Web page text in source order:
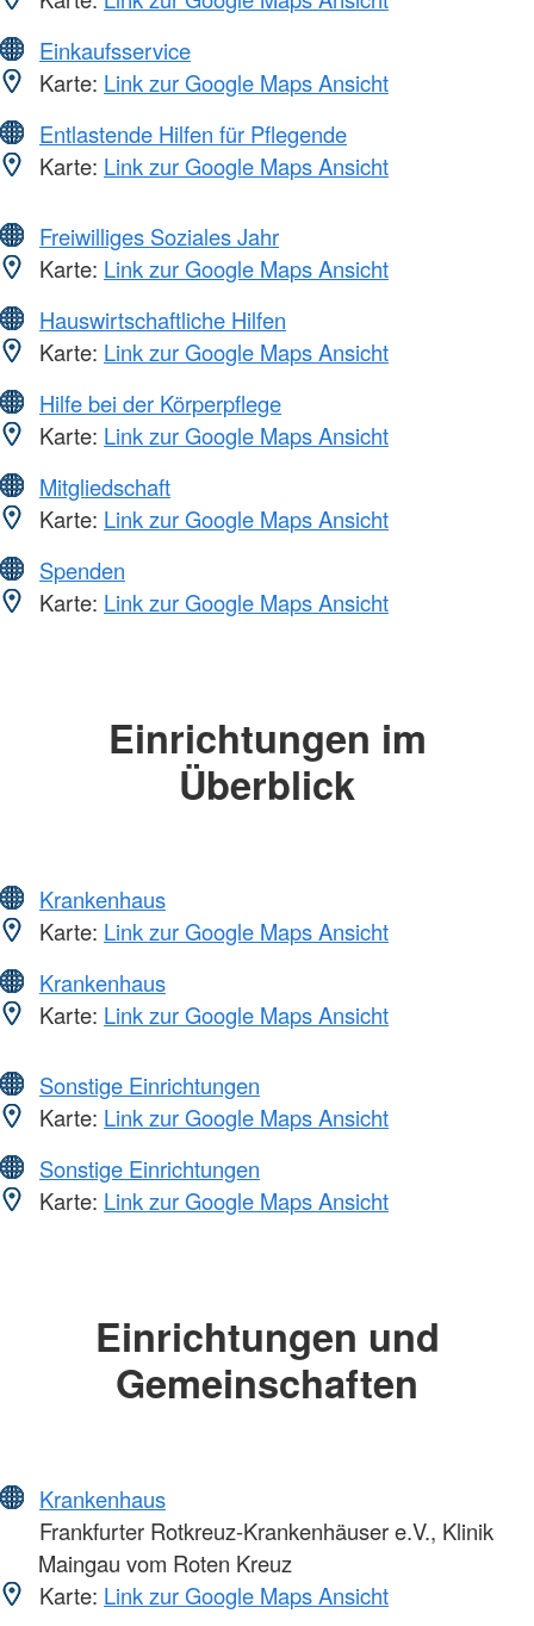
Einkaufsservice
Karte: Link zur Google Maps Ansicht
Entlastende Hilfen für Pflegende
Karte: Link zur Google Maps Ansicht
Freiwilliges Soziales Jahr
Karte: Link zur Google Maps Ansicht
Hauswirtschaftliche Hilfen
Karte: Link zur Google Maps Ansicht
Hilfe bei der Körperpflege
Karte: Link zur Google Maps Ansicht
Mitgliedschaft
Karte: Link zur Google Maps Ansicht
Spenden
Karte: Link zur Google Maps Ansicht
Einrichtungen im
Überblick
Krankenhaus
Karte: Link zur Google Maps Ansicht
Krankenhaus
Karte: Link zur Google Maps Ansicht
Sonstige Einrichtungen
Karte: Link zur Google Maps Ansicht
Sonstige Einrichtungen
Karte: Link zur Google Maps Ansicht
Einrichtungen und
Gemeinschaften
Krankenhaus
Frankfurter Rotkreuz-Krankenhäuser e.V., Klinik
Maingau vom Roten Kreuz
Karte: Link zur Google Maps Ansicht